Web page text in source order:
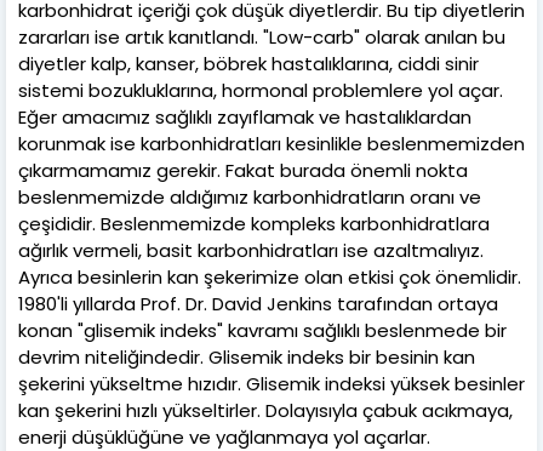
karbonhidrat içeriği çok düşük diyetlerdir. Bu tip diyetlerin
zararları ise artık kanıtlandı. "Low-carb" olarak anılan bu
diyetler kalp, kanser, böbrek hastalıklarına, ciddi sinir
sistemi bozukluklarına, hormonal problemlere yol açar.
Eğer amacımız sağlıklı zayıflamak ve hastalıklardan
korunmak ise karbonhidratları kesinlikle beslenmemizden
çıkarmamamız gerekir. Fakat burada önemli nokta
beslenmemizde aldığımız karbonhidratların oranı ve
çeşididir. Beslenmemizde kompleks karbonhidratlara
ağırlık vermeli, basit karbonhidratları ise azaltmalıyız.
Ayrıca besinlerin kan şekerimize olan etkisi çok önemlidir.
1980'li yıllarda Prof. Dr. David Jenkins tarafından ortaya
konan "glisemik indeks" kavramı sağlıklı beslenmede bir
devrim niteliğindedir. Glisemik indeks bir besinin kan
şekerini yükseltme hızıdır. Glisemik indeksi yüksek besinler
kan şekerini hızlı yükseltirler. Dolayısıyla çabuk acıkmaya,
enerji düşüklüğüne ve yağlanmaya yol açarlar.